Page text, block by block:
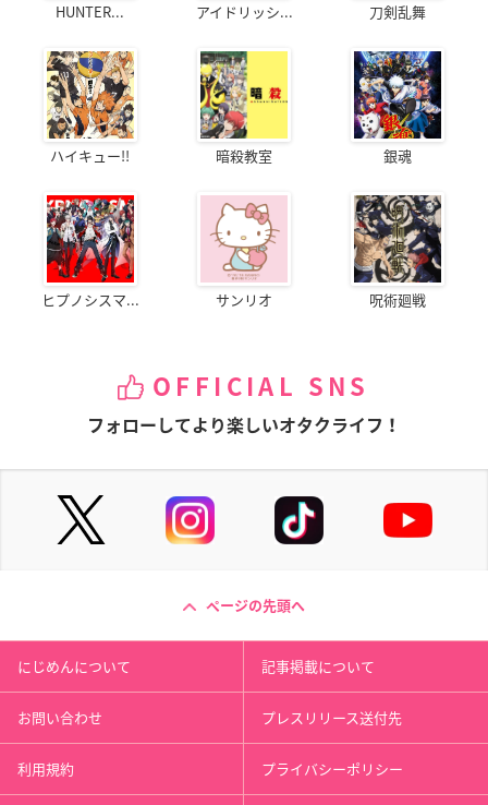
HUNTER... アイドリッシ... 刀剣乱舞
ハイキュー!! 暗殺教室 銀魂
ヒプノシスマ... サンリオ 呪術廻戦
OFFICIAL SNS
フォローしてより楽しいオタクライフ！
ページの先頭へ
にじめんについて 記事掲載について
お問い合わせ プレスリリース送付先
利用規約 プライバシーポリシー